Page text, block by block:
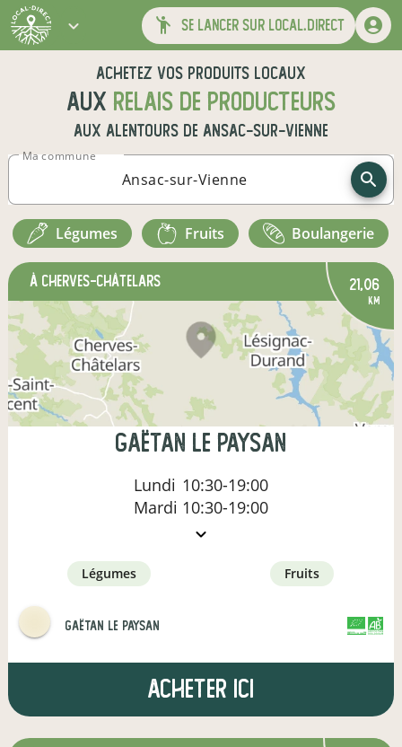
se lancer sur local.direct
Achetez vos produits locaux
aux relais de producteurs
aux alentours de Ansac-sur-Vienne
Ma commune
légumes fruits boulangerie
à Cherves-Châtelars 21,06
km
Gaëtan le paysan
Lundi 10:30-19:00
Mardi 10:30-19:00
légumes fruits
Gaëtan le paysan CERTIFIÉ PAR
AGRICULTURE FRANCE
Acheter ici